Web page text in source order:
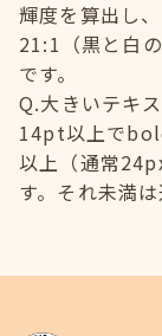
輝度を算出し
21:1（黒と白
です。
Q.大きいテキ
14pt以上で
以上（通常
す。それ未満